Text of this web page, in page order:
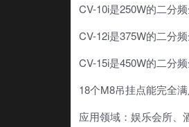
CV-10i是250W的二分频
CV-12i是375W的二分频
CV-15i是450W的二分频
18个M8吊挂点能完全
应用领域： 娱乐会所、